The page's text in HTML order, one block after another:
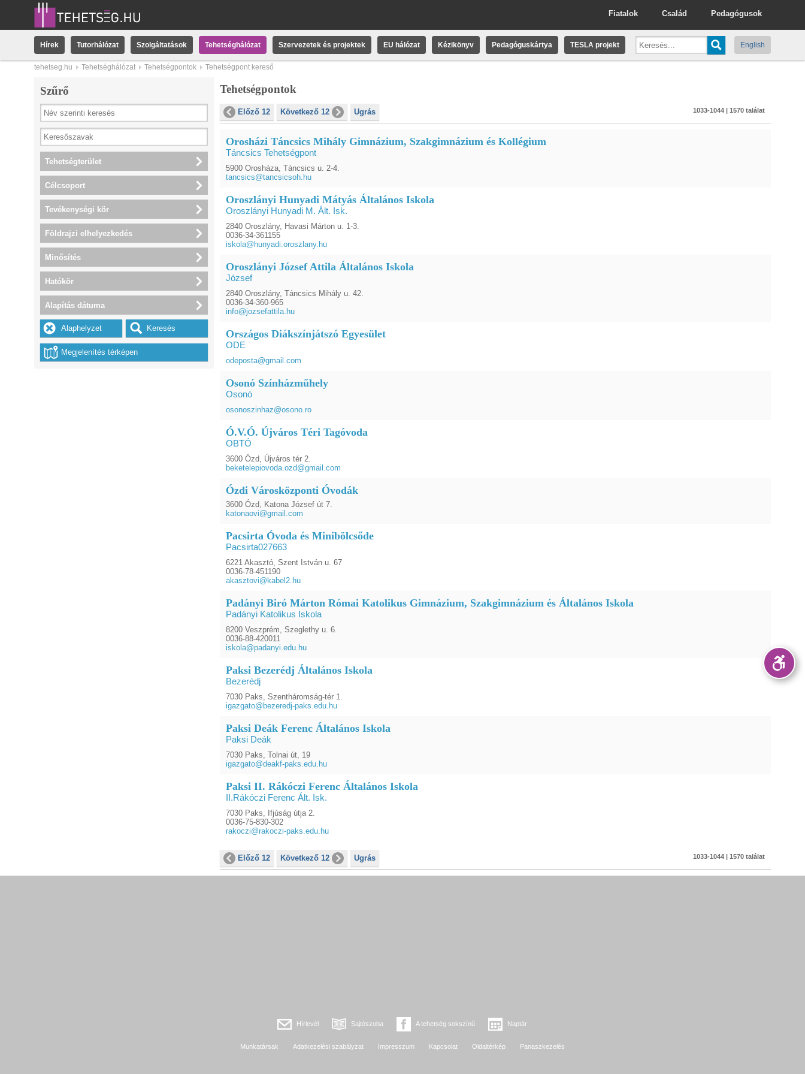
Pedagógusok
Család
Fiatalok
Hírek Tutorhálózat Szolgáltatások Tehetséghálózat Szervezetek és projektek EU hálózat Kézikönyv Pedagóguskártya TESLA projekt English
tehetseg.hu Tehetséghálózat Tehetségpontok Tehetségpont kereső
Tehetségpontok
Előző 12 Következő 12 Ugrás 1033-1044 | 1570 találat
Orosházi Táncsics Mihály Gimnázium, Szakgimnázium és Kollégium
Táncsics Tehetségpont
5900 Orosháza, Táncsics u. 2-4.
tancsics@tancsicsoh.hu
Oroszlányi Hunyadi Mátyás Általános Iskola
Oroszlányi Hunyadi M. Ált. Isk.
2840 Oroszlány, Havasi Márton u. 1-3.
0036-34-361155
iskola@hunyadi.oroszlany.hu
Oroszlányi József Attila Általános Iskola
József
2840 Oroszlány, Táncsics Mihály u. 42.
0036-34-360-965
info@jozsefattila.hu
Országos Diákszínjátszó Egyesület
ODE
odeposta@gmail.com
Osonó Színházműhely
Osonó
osonoszinhaz@osono.ro
Ó.V.Ó. Újváros Téri Tagóvoda
OBTÓ
3600 Ózd, Újváros tér 2.
beketelepiovoda.ozd@gmail.com
Ózdi Városközponti Óvodák
3600 Ózd, Katona József út 7.
katonaovi@gmail.com
Pacsirta Óvoda és Minibölcsőde
Pacsirta027663
6221 Akasztó, Szent István u. 67
0036-78-451190
akasztovi@kabel2.hu
Padányi Biró Márton Római Katolikus Gimnázium, Szakgimnázium és Általános Iskola
Padányi Katolikus Iskola
8200 Veszprém, Szeglethy u. 6.
0036-88-420011
iskola@padanyi.edu.hu
Paksi Bezerédj Általános Iskola
Bezerédj
7030 Paks, Szentháromság-tér 1.
igazgato@bezeredj-paks.edu.hu
Paksi Deák Ferenc Általános Iskola
Paksi Deák
7030 Paks, Tolnai út, 19
igazgato@deakf-paks.edu.hu
Paksi II. Rákóczi Ferenc Általános Iskola
II.Rákóczi Ferenc Ált. Isk.
7030 Paks, Ifjúság útja 2.
0036-75-830-302
rakoczi@rakoczi-paks.edu.hu
Előző 12 Következő 12 Ugrás 1033-1044 | 1570 találat
Szűrő
Tehetségterület
Célcsoport
Tevékenységi kör
Földrajzi elhelyezkedés
Minősítés
Hatókör
Alapítás dátuma
Hírlevél Sajtószoba A tehetség sokszínű Naptár
Munkatársak Adatkezelési szabályzat Impresszum Kapcsolat Oldaltérkép Panaszkezelés